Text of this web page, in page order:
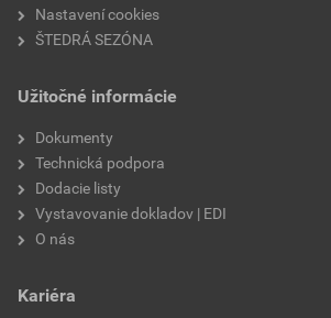
Nastavení cookies
ŠTEDRÁ SEZÓNA
Užitočné informácie
Dokumenty
Technická podpora
Dodacie listy
Vystavovanie dokladov | EDI
O nás
Kariéra